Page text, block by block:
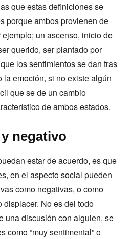
que estas definiciones se
porque ambos provienen de
un ascenso, inicio de
querido, ser plantado por
los sentimientos se dan tras
la emoción, si no existe algún
que se de un cambio
de ambos estados.
negativo
estar de acuerdo, es que
en el aspecto social pueden
como negativas, o como
No es del todo
una discusión con alguien, se
como “muy sentimental” o